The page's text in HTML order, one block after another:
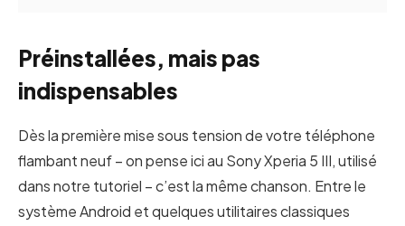
Préinstallées, mais pas
indispensables
Dès la première mise sous tension de votre téléphone
flambant neuf – on pense ici au Sony Xperia 5 III, utilisé
dans notre tutoriel – c’est la même chanson. Entre le
système Android et quelques utilitaires classiques